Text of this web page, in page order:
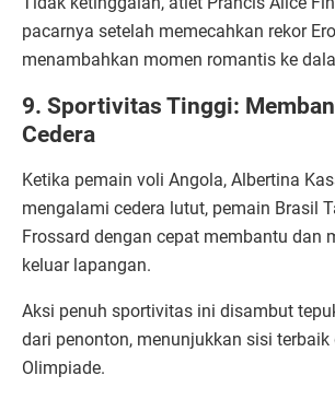
pacarnya setelah memecahkan rekor
menambahkan momen romantis ke
9. Sportivitas Tinggi:
Cedera
Ketika pemain voli Angola, Albertina
mengalami cedera lutut, pemain Brasil
Frossard dengan cepat membantu dan
keluar lapangan.
Aksi penuh sportivitas ini disambut
dari penonton, menunjukkan sisi terbaik
Olimpiade.